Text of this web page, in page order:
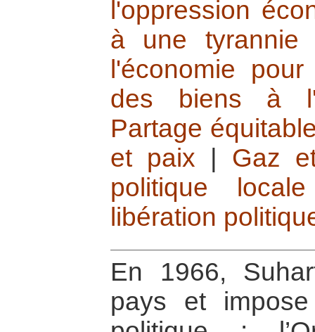
l'oppression
à une tyrannie
l'économie
des biens à
Partage
et paix
Gaz
politique locale
libération
En 1966,
pays et